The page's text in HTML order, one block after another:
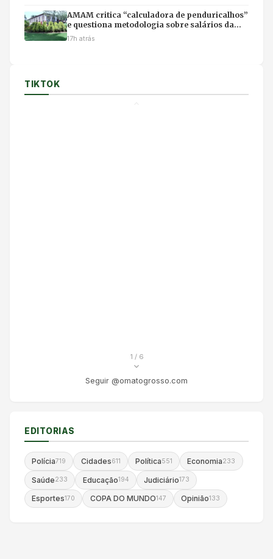
AMAM critica “calculadora de penduricalhos”
e questiona metodologia sobre salários da
magistratura
17h atrás
TIKTOK
1 / 6
Seguir @omatogrosso.com
EDITORIAS
Polícia719 Cidades611 Política551 Economia233
Saúde233 Educação194 Judiciário173
Esportes170 COPA DO MUNDO147 Opinião133